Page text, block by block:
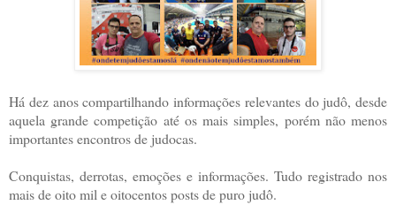
Há dez anos compartilhando informações relevantes do judô, desde
aquela grande competição até os mais simples, porém não menos
importantes encontros de judocas.
Conquistas, derrotas, emoções e informações. Tudo registrado nos
mais de oito mil e oitocentos posts de puro judô.